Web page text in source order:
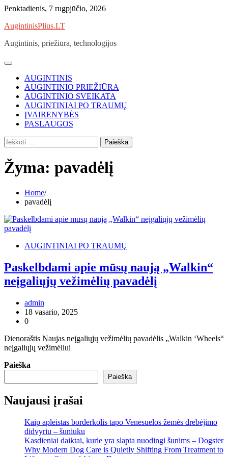
Skip
content
Penktadienis, 7 rugpjūčio, 2026
AugintinisPlius.LT
Augintinis, priežiūra, technologijos
AUGINTINIS
AUGINTINIO PRIEŽIŪRA
AUGINTINIO SVEIKATA
AUGINTINIAI PO TRAUMŲ
ĮVAIRENYBĖS
PASLAUGOS
Ieškoti:
Žyma: pavadėlį
Home
pavadėlį
AUGINTINIAI PO TRAUMŲ
Paskelbdami apie mūsų naują „Walkin“
neįgaliųjų vežimėlių pavadėlį
admin
18 vasario, 2025
0
Dienoraštis Naujas neįgaliųjų vežimėlių pavadėlis „Walkin ‘Wheels“
neįgaliųjų vežimėliui
Paieška
Paieška
Naujausi įrašai
Kaip apleistas borderkolis tapo Venesuelos žemės drebėjimo
didvyriu – šuniuku
Kasdieniai daiktai, kurie yra slapta nuodingi šunims – Dogster
Why Modern Dog Care is Quietly Shifting From Treatment to